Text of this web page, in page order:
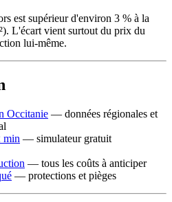
est supérieur d'environ 3 % à la
L'écart vient surtout du prix du
lui-même.
Occitanie — données régionales et
min — simulateur gratuit
— tous les coûts à anticiper
— protections et pièges